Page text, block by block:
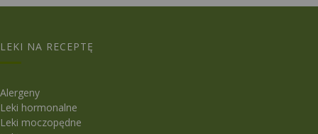
LEKI NA RECEPTĘ
Alergeny
Leki hormonalne
Leki moczopędne